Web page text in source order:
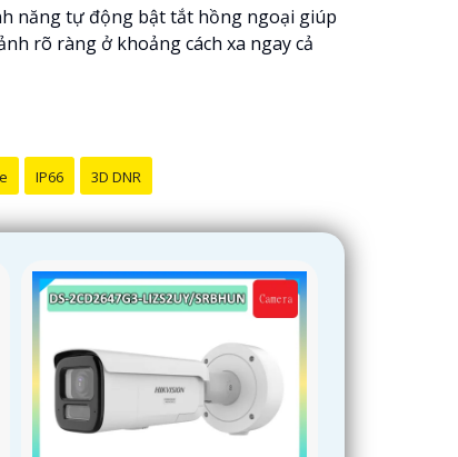
năng tự động bật tắt hồng ngoại giúp
rõ ràng ở khoảng cách xa ngay cả
IP66 3D DNR